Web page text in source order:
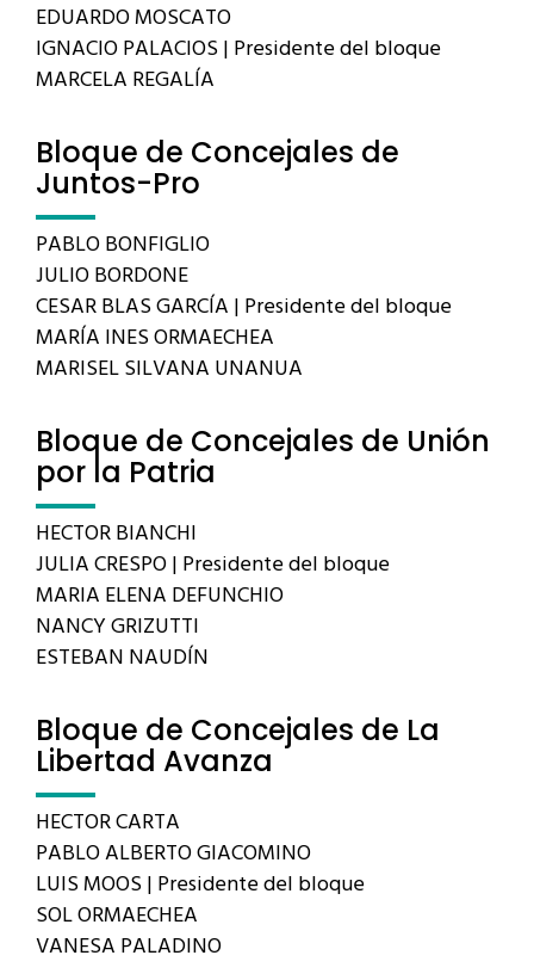
EDUARDO MOSCATO
IGNACIO PALACIOS | Presidente del bloque
MARCELA REGALÍA
Bloque de Concejales de
Juntos-Pro
PABLO BONFIGLIO
JULIO BORDONE
CESAR BLAS GARCÍA | Presidente del bloque
MARÍA INES ORMAECHEA
MARISEL SILVANA UNANUA
Bloque de Concejales de Unión
por la Patria
HECTOR BIANCHI
JULIA CRESPO | Presidente del bloque
MARIA ELENA DEFUNCHIO
NANCY GRIZUTTI
ESTEBAN NAUDÍN
Bloque de Concejales de La
Libertad Avanza
HECTOR CARTA
PABLO ALBERTO GIACOMINO
LUIS MOOS | Presidente del bloque
SOL ORMAECHEA
VANESA PALADINO